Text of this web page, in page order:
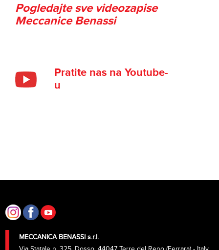
Pogledajte sve videozapise
Meccanice Benassi
Pratite nas na Youtube-
u
MECCANICA BENASSI s.r.l.